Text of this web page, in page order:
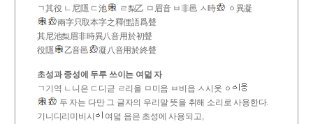
ㄱ其役 ㄴ尼隱 ㄷ池
ㄹ梨乙 ㅁ眉音 ㅂ非邑 ㅅ時
ㆁ異凝
兩字只取本字之釋俚語爲聲
其尼池梨眉非時異八音用於初聲
役隱
乙音邑 凝八音用於終聲
초성과 종성에 두루 쓰이는 여덟 자
ㄱ기역 ㄴ니은 ㄷ디귿 ㄹ리을 ㅁ미음 ㅂ비읍 ㅅ시옷 ㆁ
두 자는 다만 그 글자의 우리말 뜻을 취해 소리로 사용한다.
기니디리미비시
여덟 음은 초성에 사용되고,